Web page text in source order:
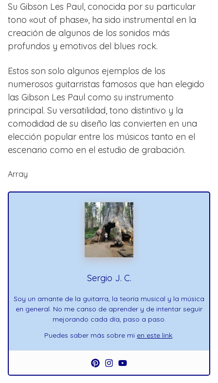
Su Gibson Les Paul, conocida por su particular
tono «out of phase», ha sido instrumental en la
creación de algunos de los sonidos más
profundos y emotivos del blues rock.
Estos son solo algunos ejemplos de los
numerosos guitarristas famosos que han elegido
las Gibson Les Paul como su instrumento
principal. Su versatilidad, tono distintivo y la
comodidad de su diseño las convierten en una
elección popular entre los músicos tanto en el
escenario como en el estudio de grabación.
Array
Sergio J. C.
Soy un amante de la guitarra, la teoría musical y la música
en general. No me canso de aprender y de intentar seguir
mejorando cada día, paso a paso.
Puedes saber más sobre mi en este link.